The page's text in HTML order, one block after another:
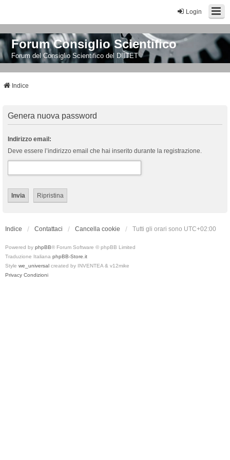
Login
Forum Consiglio Scientifico
Forum del Consiglio Scientifico del DIITET
Indice
Genera nuova password
Indirizzo email:
Deve essere l’indirizzo email che hai inserito durante la registrazione.
Indice Contattaci Cancella cookie Tutti gli orari sono UTC+02:00
Powered by phpBB® Forum Software © phpBB Limited
Traduzione Italiana phpBB-Store.it
Style we_universal created by INVENTEA & v12mike
Privacy Condizioni